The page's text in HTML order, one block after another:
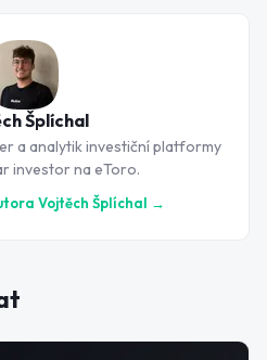
Šplíchal
a analytik investiční platformy
investor na eToro.
Vojtěch Šplíchal →